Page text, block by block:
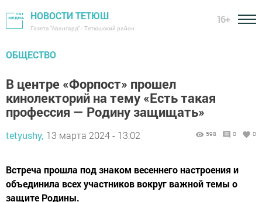
НОВОСТИ ТЕТЮШ
Газета "Авангард" - Тетюшский район
16+
ОБЩЕСТВО
В центре «Форпост» прошел
кинолекторий на тему «Есть такая
профессия — Родину защищать»
tetyushy, 13 марта 2024 - 13:02 598 0 0
Встреча прошла под знаком весеннего настроения и
объединила всех участников вокруг важной темы о
защите Родины.